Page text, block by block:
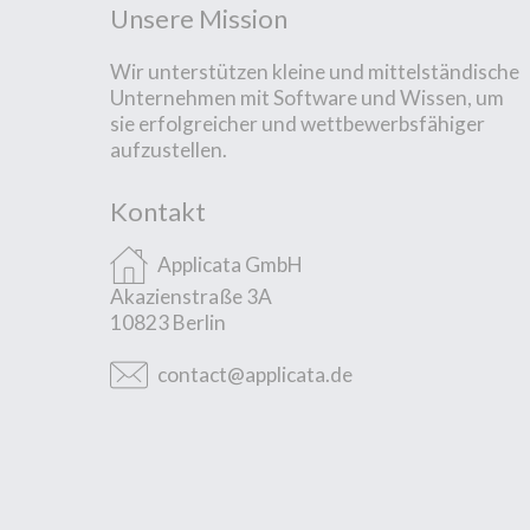
Unsere Mission
Wir unterstützen kleine und mittelständische
Unternehmen mit Software und Wissen, um
sie erfolgreicher und wettbewerbsfähiger
aufzustellen.
Kontakt
Applicata GmbH
Akazienstraße 3A
10823 Berlin
contact@applicata.de